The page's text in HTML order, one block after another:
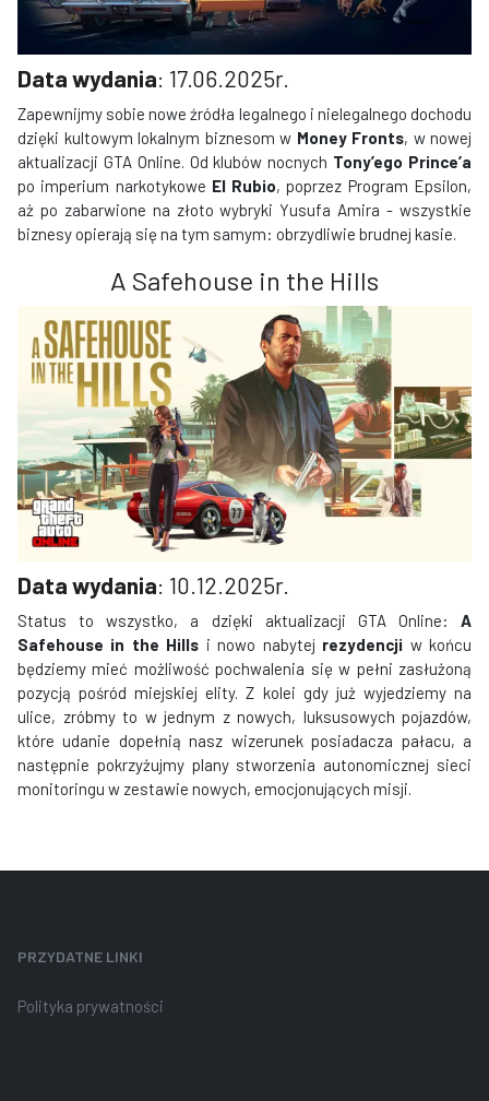
Data wydania: 17.06.2025r.
Zapewnijmy sobie nowe źródła legalnego i nielegalnego dochodu
dzięki kultowym lokalnym biznesom w Money Fronts, w nowej
aktualizacji GTA Online. Od klubów nocnych Tony’ego Prince’a
po imperium narkotykowe El Rubio, poprzez Program Epsilon,
aż po zabarwione na złoto wybryki Yusufa Amira - wszystkie
biznesy opierają się na tym samym: obrzydliwie brudnej kasie.
A Safehouse in the Hills
Data wydania: 10.12.2025r.
Status to wszystko, a dzięki aktualizacji GTA Online: A
Safehouse in the Hills i nowo nabytej rezydencji w końcu
będziemy mieć możliwość pochwalenia się w pełni zasłużoną
pozycją pośród miejskiej elity. Z kolei gdy już wyjedziemy na
ulice, zróbmy to w jednym z nowych, luksusowych pojazdów,
które udanie dopełnią nasz wizerunek posiadacza pałacu, a
następnie pokrzyżujmy plany stworzenia autonomicznej sieci
monitoringu w zestawie nowych, emocjonujących misji.
PRZYDATNE LINKI
Polityka prywatności